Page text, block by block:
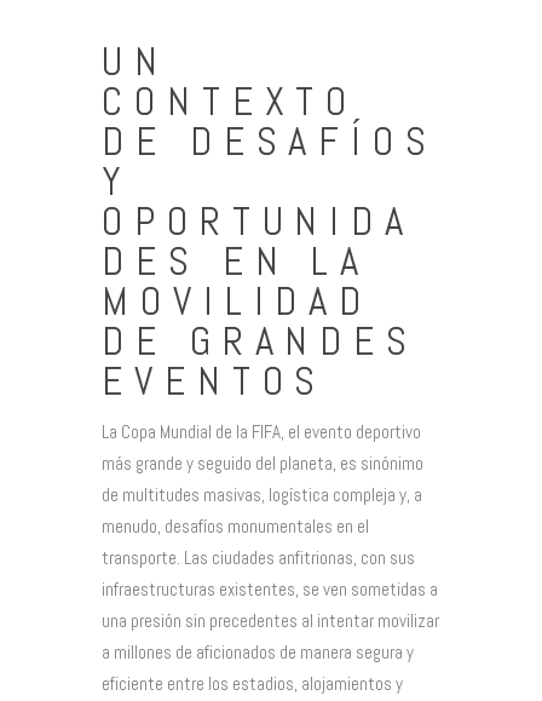
UN
CONTEXTO
DE DESAFÍOS
Y
OPORTUNIDA
DES EN LA
MOVILIDAD
DE GRANDES
EVENTOS
La Copa Mundial de la FIFA, el evento deportivo
más grande y seguido del planeta, es sinónimo
de multitudes masivas, logística compleja y, a
menudo, desafíos monumentales en el
transporte. Las ciudades anfitrionas, con sus
infraestructuras existentes, se ven sometidas a
una presión sin precedentes al intentar movilizar
a millones de aficionados de manera segura y
eficiente entre los estadios, alojamientos y